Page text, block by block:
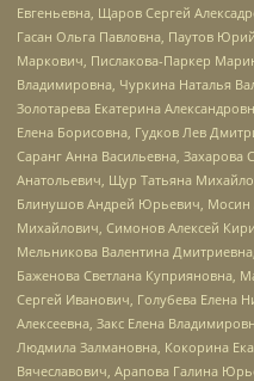
Евгеньевна, Щаров Сергей
Гасан Ольга Павловна, Паутов
Маркович, Пислакова-Паркер
Владимировна, Чуркина Наталья
Золотарева Екатерина
Елена Борисовна, Гудков Лев
Саранг Анна Васильевна, Захарова
Анатольевич, Щур Татьяна
Блинушов Андрей Юрьевич, Мосин
Михайлович, Симонов Алексей
Мельникова Валентина
Баженова Светлана Куприяновна,
Сергей Иванович, Голубева Елена
Алексеевна, Закс Елена
Людмила Залмановна, Кокорина
Вячеславович, Арапова Галина